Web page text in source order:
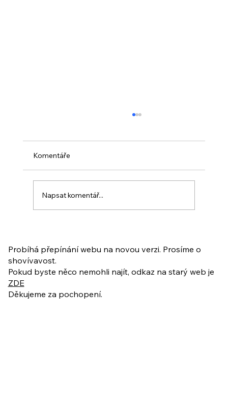
ukázkové lekce
Komentáře
Napsat komentář...
Probíhá přepínání webu na novou verzi. Prosíme o
shovívavost.
Pokud byste něco nemohli najít, odkaz na starý web je
ZDE
Děkujeme za pochopení.